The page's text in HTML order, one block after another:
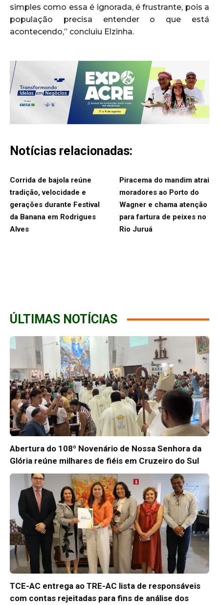
simples como essa é ignorada, é frustrante, pois a
população precisa entender o que está
acontecendo,” concluiu Elzinha.
Notícias relacionadas:
Corrida de bajola reúne
tradição, velocidade e
gerações durante Festival
da Banana em Rodrigues
Alves
Piracema do mandim atrai
moradores ao Porto do
Wagner e chama atenção
para fartura de peixes no
Rio Juruá
ÚLTIMAS NOTÍCIAS
Abertura do 108º Novenário de Nossa Senhora da
Glória reúne milhares de fiéis em Cruzeiro do Sul
TCE-AC entrega ao TRE-AC lista de responsáveis
com contas rejeitadas para fins de análise dos